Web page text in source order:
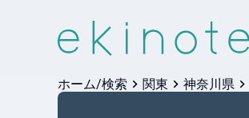
ホーム/検索 関東 神奈川県